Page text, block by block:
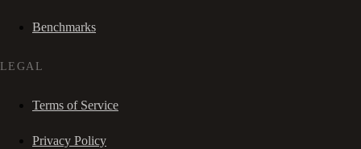
Benchmarks
LEGAL
Terms of Service
Privacy Policy